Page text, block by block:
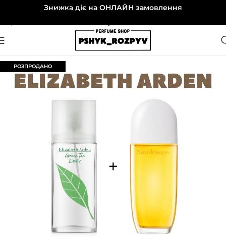
Перейти до навігаціїЗнижка діє на ОНЛАЙН замовлення
РОЗПРОДАНО